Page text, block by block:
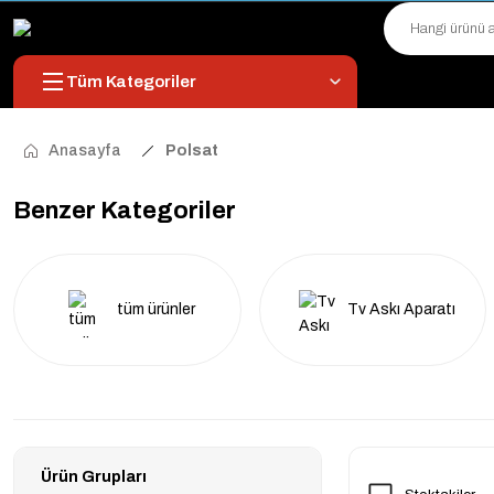
Tüm Kategoriler
Anasayfa Polsat
Benzer Kategoriler
tüm ürünler Tv Askı Aparatı
Ürün Grupları